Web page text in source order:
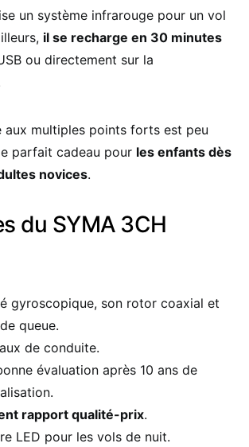
un système infrarouge pour un vol
il se recharge en 30 minutes
ou directement sur la
aux multiples points forts est peu
parfait cadeau pour les enfants dès
novices.
du SYMA 3CH
gyroscopique, son rotor coaxial et
queue.
de conduite.
évaluation après 10 ans de
rapport qualité-prix.
LED pour les vols de nuit.